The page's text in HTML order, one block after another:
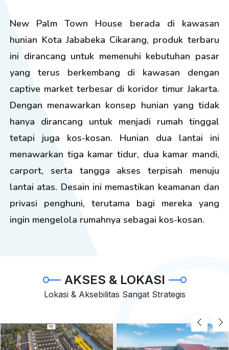
New Palm Town House berada di kawasan
hunian Kota Jababeka Cikarang, produk terbaru
ini dirancang untuk memenuhi kebutuhan pasar
yang terus berkembang di kawasan dengan
captive market terbesar di koridor timur Jakarta.
Dengan menawarkan konsep hunian yang tidak
hanya dirancang untuk menjadi rumah tinggal
tetapi juga kos-kosan. Hunian dua lantai ini
menawarkan tiga kamar tidur, dua kamar mandi,
carport, serta tangga akses terpisah menuju
lantai atas. Desain ini memastikan keamanan dan
privasi penghuni, terutama bagi mereka yang
ingin mengelola rumahnya sebagai kos-kosan.
AKSES & LOKASI
Lokasi & Aksebilitas Sangat Strategis